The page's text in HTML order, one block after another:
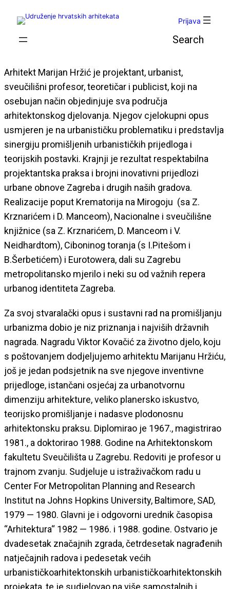
Prijava
Arhitekt Marijan Hržić je projektant, urbanist,
sveučilišni profesor, teoretičar i publicist, koji na
osebujan način objedinjuje sva područja
arhitektonskog djelovanja. Njegov cjelokupni opus
usmjeren je na urbanističku problematiku i predstavlja
sinergiju promišljenih urbanističkih prijedloga i
teorijskih postavki. Krajnji je rezultat respektabilna
projektantska praksa i brojni inovativni prijedlozi
urbane obnove Zagreba i drugih naših gradova.
Realizacije poput Krematorija na Mirogoju (sa Z.
Krznarićem i D. Manceom), Nacionalne i sveučilišne
knjižnice (sa Z. Krznarićem, D. Manceom i V.
Neidhardtom), Ciboninog toranja (s I.Pitešom i
B.Šerbetićem) i Eurotowera, dali su Zagrebu
metropolitansko mjerilo i neki su od važnih repera
urbanog identiteta Zagreba.
Za svoj stvaralački opus i sustavni rad na promišljanju
urbanizma dobio je niz priznanja i najviših državnih
nagrada. Nagradu Viktor Kovačić za životno djelo, koju
s poštovanjem dodjeljujemo arhitektu Marijanu Hržiću,
još je jedan podsjetnik na sve njegove inventivne
prijedloge, istančani osjećaj za urbanotvornu
dimenziju arhitekture, veliko planersko iskustvo,
teorijsko promišljanje i nadasve plodonosnu
arhitektonsku praksu. Diplomirao je 1967., magistrirao
1981., a doktorirao 1988. Godine na Arhitektonskom
fakultetu Sveučilišta u Zagrebu. Redoviti je profesor u
trajnom zvanju. Sudjeluje u istraživačkom radu u
Center For Metropolitan Planning and Research
Institut na Johns Hopkins University, Baltimore, SAD,
1979 — 1980. Glavni je i odgovorni urednik časopisa
“Arhitektura“ 1982 — 1986. i 1988. godine. Ostvario je
dvadesetak značajnih zgrada, četrdesetak nagrađenih
natječajnih radova i pedesetak većih
urbanističkoarhitektonskih urbanističkoarhitektonskih
projekata, te je sudjelovao na više samostalnih i